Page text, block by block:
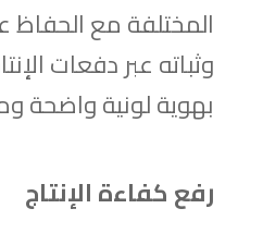
المختلفة مع الحفاظ
وثباته عبر دفعات
بهوية لونية واضحة
رفع كفاءة الإنتاج